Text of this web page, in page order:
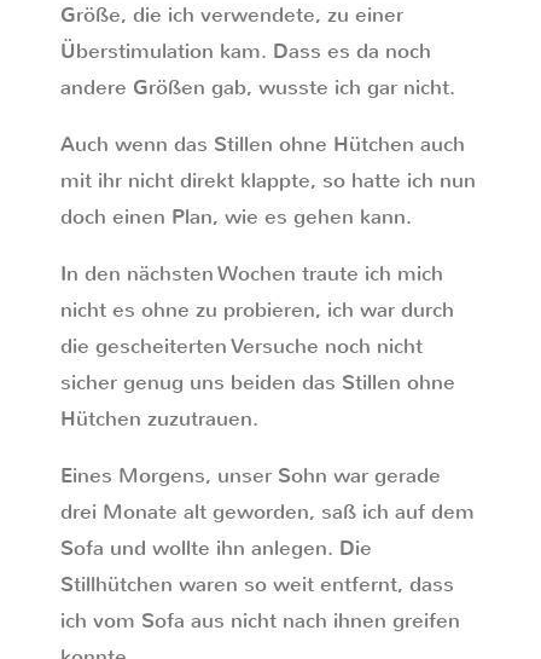
Größe, die ich verwendete, zu einer
Überstimulation kam. Dass es da noch
andere Größen gab, wusste ich gar nicht.
Auch wenn das Stillen ohne Hütchen auch
mit ihr nicht direkt klappte, so hatte ich nun
doch einen Plan, wie es gehen kann.
In den nächsten Wochen traute ich mich
nicht es ohne zu probieren, ich war durch
die gescheiterten Versuche noch nicht
sicher genug uns beiden das Stillen ohne
Hütchen zuzutrauen.
Eines Morgens, unser Sohn war gerade
drei Monate alt geworden, saß ich auf dem
Sofa und wollte ihn anlegen. Die
Stillhütchen waren so weit entfernt, dass
ich vom Sofa aus nicht nach ihnen greifen